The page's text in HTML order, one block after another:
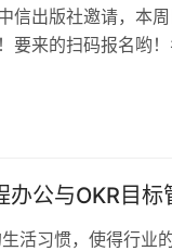
信出版社邀请，本
要来的扫码报名哟
公与OKR目标
活习惯，使得行业